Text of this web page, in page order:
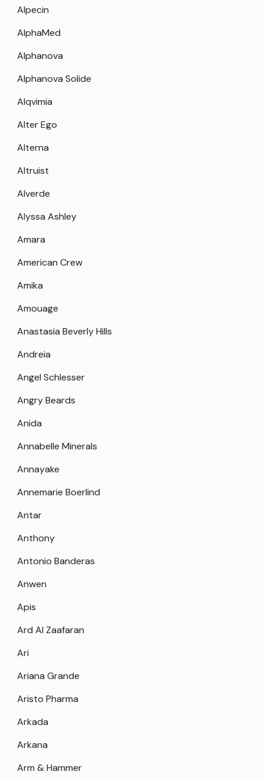
Alpecin
AlphaMed
Alphanova
Alphanova Solide
Alqvimia
Alter Ego
Alterna
Altruist
Alverde
Alyssa Ashley
Amara
American Crew
Amika
Amouage
Anastasia Beverly Hills
Andreia
Angel Schlesser
Angry Beards
Anida
Annabelle Minerals
Annayake
Annemarie Boerlind
Antar
Anthony
Antonio Banderas
Anwen
Apis
Ard Al Zaafaran
Ari
Ariana Grande
Aristo Pharma
Arkada
Arkana
Arm & Hammer